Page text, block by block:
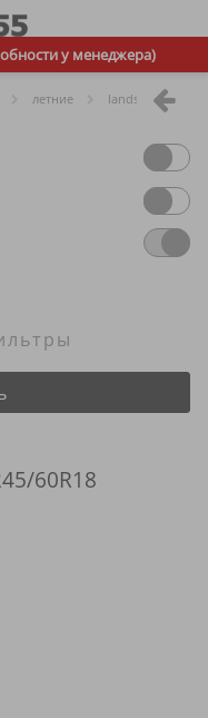
у менеджера)
летние landspider
60R18